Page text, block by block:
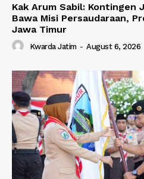
Kak Arum Sabil: Kontingen
Bawa Misi Persaudaraan,
Jawa Timur
Kwarda Jatim - August 6, 2026